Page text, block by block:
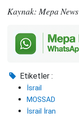
Kaynak: Mepa News
Etiketler :
İsrail
MOSSAD
İsrail İran